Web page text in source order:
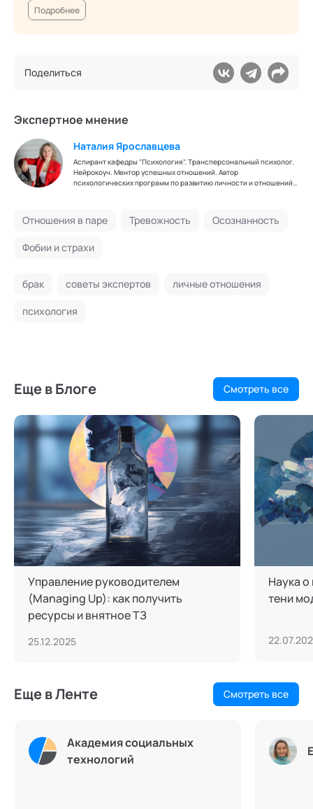
Подробнее
Поделиться
Экспертное мнение
Наталия Ярославцева
Аспирант кафедры "Психология". Трансперсональный психолог.
Нейрокоуч. Ментор успешных отношений. Автор
психологических программ по развитию личности и отношений.
Отношения в паре Тревожность Осознанность
Фобии и страхи
брак советы экспертов личные отношения
психология
Еще в Блоге Смотреть все
Управление руководителем
(Managing Up): как получить
ресурсы и внятное ТЗ
25.12.2025
Наука о
тени
Еще в Ленте Смотреть все
Академия социальных
технологий